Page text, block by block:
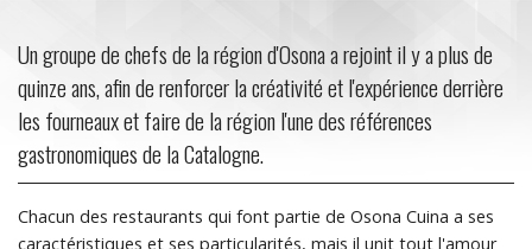
Un groupe de chefs de la région d'Osona a rejoint il y a plus de
quinze ans, afin de renforcer la créativité et l'expérience derrière
les fourneaux et faire de la région l'une des références
gastronomiques de la Catalogne.
Chacun des restaurants qui font partie de Osona Cuina a ses
caractéristiques et ses particularités, mais il unit tout l'amour